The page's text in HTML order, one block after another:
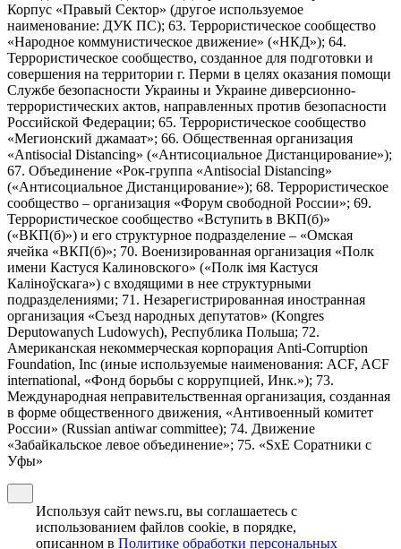
Корпус «Правый Сектор» (другое используемое
наименование: ДУК ПС); 63. Террористическое сообщество
«Народное коммунистическое движение» («НКД»); 64.
Террористическое сообщество, созданное для подготовки и
совершения на территории г. Перми в целях оказания помощи
Службе безопасности Украины и Украине диверсионно-
террористических актов, направленных против безопасности
Российской Федерации; 65. Террористическое сообщество
«Мегионский джамаат»; 66. Общественная организация
«Antisocial Distancing» («Антисоциальное Дистанцирование»);
67. Объединение «Рок-группа «Antisocial Distancing»
(«Антисоциальное Дистанцирование»); 68. Террористическое
сообщество – организация «Форум свободной России»; 69.
Террористическое сообщество «Вступить в ВКП(б)»
(«ВКП(б)») и его структурное подразделение – «Омская
ячейка «ВКП(б)»; 70. Военизированная организация «Полк
имени Кастуся Калиновского» («Полк iмя Кастуся
Калiноўскага») с входящими в нее структурными
подразделениями; 71. Незарегистрированная иностранная
организация «Съезд народных депутатов» (Kongres
Deputowanych Ludowych), Республика Польша; 72.
Американская некоммерческая корпорация Anti-Corruption
Foundation, Inc (иные используемые наименования: ACF, ACF
international, «Фонд борьбы с коррупцией, Инк.»); 73.
Международная неправительственная организация, созданная
в форме общественного движения, «Антивоенный комитет
России» (Russian antiwar committee); 74. Движение
«Забайкальское левое объединение»; 75. «SxE Соратники с
Уфы»
Используя сайт news.ru, вы соглашаетесь с
использованием файлов cookie, в порядке,
описанном в Политике обработки персональных